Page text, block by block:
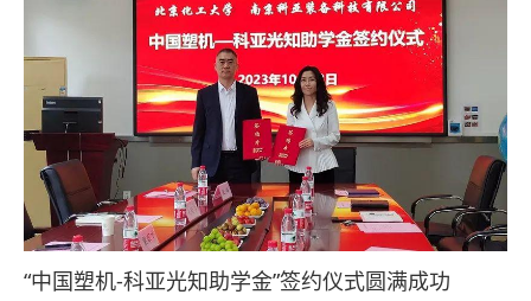
“中国塑机-科亚光知助学金”签约仪式圆满成功